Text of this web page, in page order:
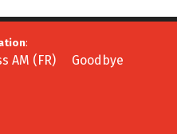
:
AM (FR) Goodbye